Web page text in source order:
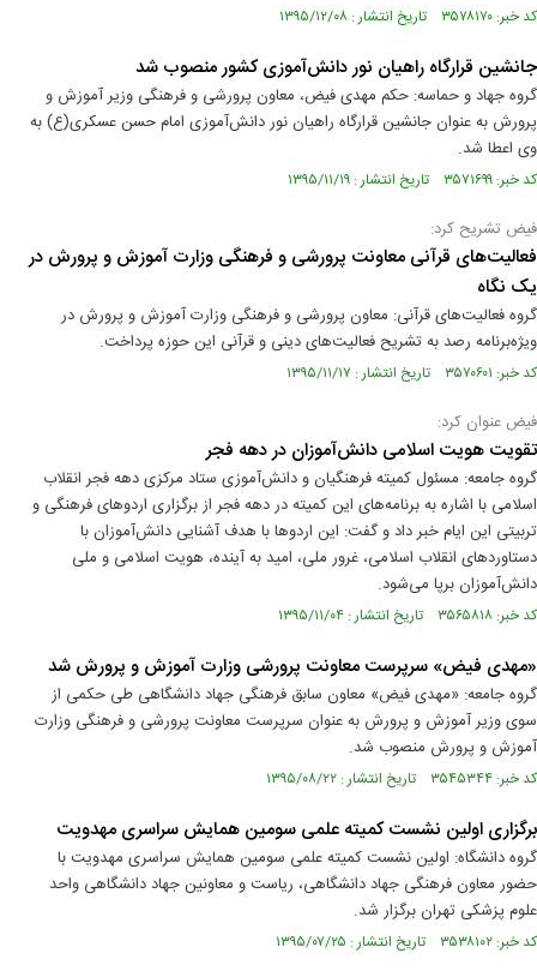
کد خبر: ۳۵۷۸۱۷۰ تاریخ انتشار : ۱۳۹۵/۱۲/۰۸
جانشین قرارگاه راهیان نور دانش‌آموزی کشور منصوب شد
گروه جهاد و حماسه: حکم مهدی فیض، معاون پرورشی و فرهنگی وزیر آموزش و
پرورش به عنوان جانشین قرارگاه راهیان نور دانش‌آموزی امام حسن عسکری(ع) به
وی اعطا شد.
کد خبر: ۳۵۷۱۶۹۹ تاریخ انتشار : ۱۳۹۵/۱۱/۱۹
فیض تشریح کرد:
فعالیت‌های قرآنی معاونت پرورشی و فرهنگی وزارت آموزش و پرورش در
یک نگاه
گروه فعالیت‌های قرآنی: معاون پرورشی و فرهنگی وزارت آموزش و پرورش در
ویژه‌برنامه رصد به تشریح فعالیت‌های دینی و قرآنی این حوزه پرداخت.
کد خبر: ۳۵۷۰۶۰۱ تاریخ انتشار : ۱۳۹۵/۱۱/۱۷
فیض عنوان کرد:
تقویت هویت اسلامی دانش‌آموزان در دهه فجر
گروه جامعه: مسئول کمیته فرهنگیان و دانش‌آموزی ستاد مرکزی دهه فجر انقلاب
اسلامی با اشاره به برنامه‌های این کمیته در دهه فجر از برگزاری اردوهای فرهنگی و
تربیتی این ایام خبر داد و گفت: این اردوها با هدف آشنایی دانش‌آموزان با
دستاورد‌های انقلاب اسلامی، غرور ملی، امید به آینده، هویت اسلامی و ملی
دانش‌آموزان برپا می‌شود.
کد خبر: ۳۵۶۵۸۱۸ تاریخ انتشار : ۱۳۹۵/۱۱/۰۴
«مهدی فیض» سرپرست معاونت پرورشی وزارت آموزش و پرورش شد
گروه جامعه: «مهدی فیض» معاون سابق فرهنگی جهاد دانشگاهی طی حکمی از
سوی وزیر آموزش و پرورش به عنوان سرپرست معاونت پرورشی و فرهنگی وزارت
آموزش و پرورش منصوب شد.
کد خبر: ۳۵۴۵۳۴۴ تاریخ انتشار : ۱۳۹۵/۰۸/۲۲
برگزاری اولین نشست کمیته علمی سومین همایش سراسری مهدویت
گروه دانشگاه: اولین نشست کمیته علمی سومین همایش سراسری مهدویت با
حضور معاون فرهنگی جهاد دانشگاهی، ریاست و معاونین جهاد دانشگاهی واحد
علوم پزشکی تهران برگزار شد.
کد خبر: ۳۵۳۸۱۰۲ تاریخ انتشار : ۱۳۹۵/۰۷/۲۵